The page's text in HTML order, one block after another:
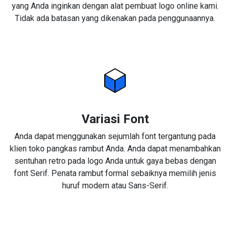
yang Anda inginkan dengan alat pembuat logo online kami.
Tidak ada batasan yang dikenakan pada penggunaannya.
Variasi Font
Anda dapat menggunakan sejumlah font tergantung pada
klien toko pangkas rambut Anda. Anda dapat menambahkan
sentuhan retro pada logo Anda untuk gaya bebas dengan
font Serif. Penata rambut formal sebaiknya memilih jenis
huruf modern atau Sans-Serif.